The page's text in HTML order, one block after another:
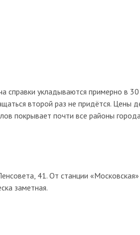
укладываются примерно в 30
второй раз не придётся. Цены
покрывает почти все районы
41. От станции
заметная.